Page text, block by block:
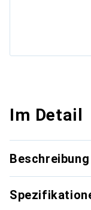
Im Detail
Beschreibung